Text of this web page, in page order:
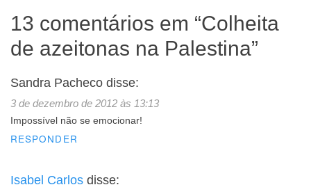
13 comentários em “Colheita
de azeitonas na Palestina”
Sandra Pacheco disse:
3 de dezembro de 2012 às 13:13
Impossível não se emocionar!
RESPONDER
Isabel Carlos disse: